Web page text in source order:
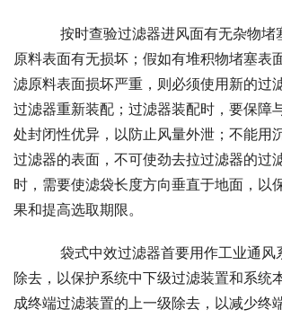
原料表面有无损坏；假如有堆积物堵塞表
滤原料表面损坏严重，则必须使用新的过
过滤器重新装配；过滤器装配时，要保障
处封闭性优异，以防止风量外泄；不能用
过滤器的表面，不可使劲去拉过滤器的过
时，需要使滤袋长度方向垂直于地面，以
果和提高选取期限。
除去，以保护系统中下级过滤装置和系统
成终端过滤装置的上一级除去，以减少终